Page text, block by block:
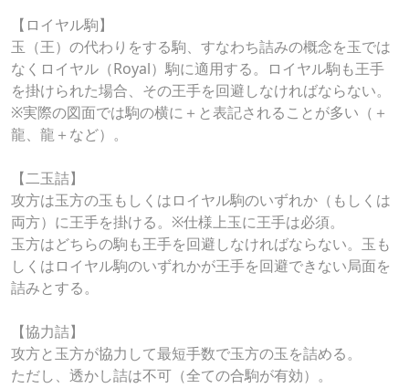
【ロイヤル駒】
玉（王）の代わりをする駒、すなわち詰みの概念を玉では
なくロイヤル（Royal）駒に適用する。ロイヤル駒も王手
を掛けられた場合、その王手を回避しなければならない。
※実際の図面では駒の横に＋と表記されることが多い（＋
龍、龍＋など）。
【二玉詰】
攻方は玉方の玉もしくはロイヤル駒のいずれか（もしくは
両方）に王手を掛ける。※仕様上玉に王手は必須。
玉方はどちらの駒も王手を回避しなければならない。玉も
しくはロイヤル駒のいずれかが王手を回避できない局面を
詰みとする。
【協力詰】
攻方と玉方が協力して最短手数で玉方の玉を詰める。
ただし、透かし詰は不可（全ての合駒が有効）。